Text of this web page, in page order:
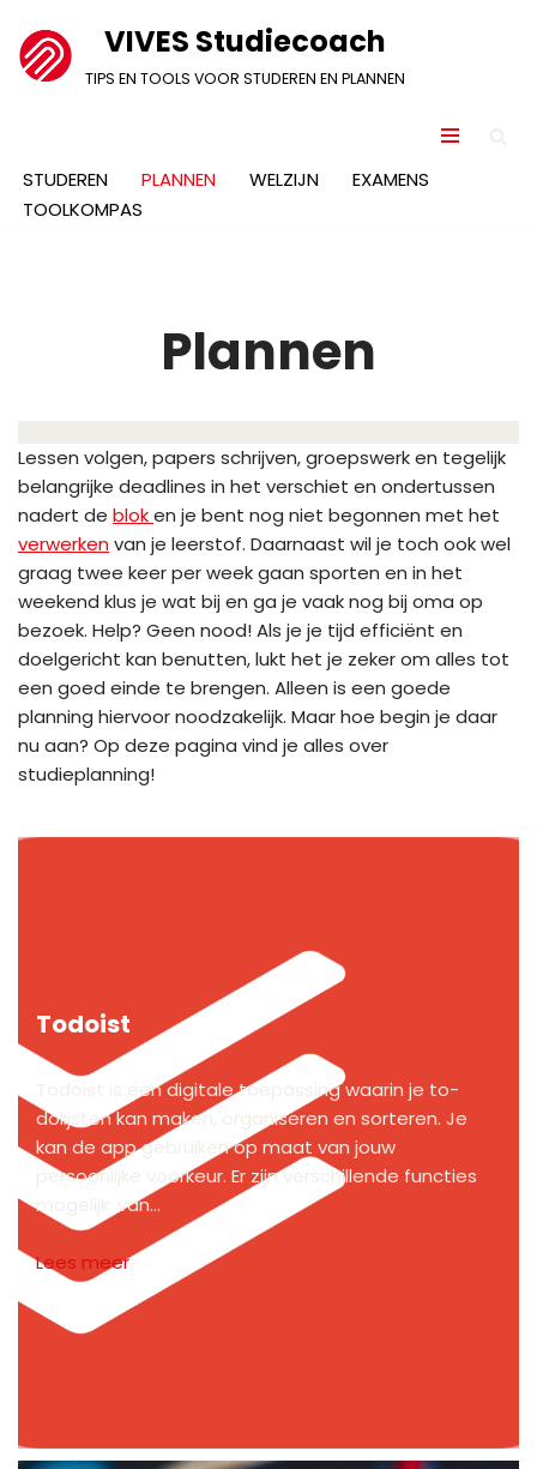
Ga
VIVES Studiecoach
TIPS EN TOOLS VOOR STUDEREN EN PLANNEN
STUDEREN PLANNEN WELZIJN
EXAMENS
TOOLKOMPAS
Plannen
Lessen volgen, papers schrijven, groepswerk en tegelijk
belangrijke deadlines in het verschiet en ondertussen
nadert de bloken je bent nog niet begonnen met het
verwerkenvan je leerstof. Daarnaast wil je toch ook wel
graag twee keer per week gaan sporten en in het
weekend klus je wat bij en ga je vaak nog bij oma op
bezoek. Help? Geen nood! Als je je tijd efficiënt en
doelgericht kan benutten, lukt het je zeker om alles tot
een goed einde te brengen. Alleen is een goede
planning hiervoor noodzakelijk. Maar hoe begin je daar
nu aan? Op deze pagina vind je alles over
studieplanning!
Todoist
Todoist is een digitale toepassing waarin je to-
dolijsten kan maken, organiseren en sorteren. Je
kan de app gebruiken op maat van jouw
persoonlijke voorkeur. Er zijn verschillende functies
mogelijk: van…
Lees meer